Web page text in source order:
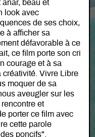
beau et
look avec
de ses choix,
à afficher sa
défavorable à ce
ce film porte son cri
courage et à sa
créativité. Vivre Libre
moquer de sa
aveugler sur les
et
porter ce film avec
cette parole
poncifs".